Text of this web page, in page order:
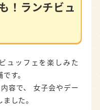
！ランチビュ
ュッフェを楽しみた
す。
容で、 女子会やデー
した。